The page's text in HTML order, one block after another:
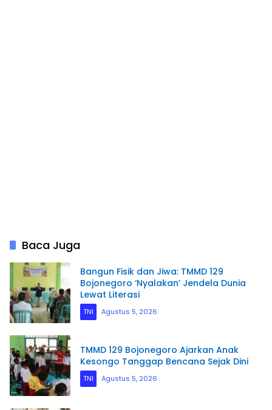
Baca Juga
Bangun Fisik dan Jiwa: TMMD 129
Bojonegoro ‘Nyalakan’ Jendela Dunia
Lewat Literasi
TNI Agustus 5, 2026
TMMD 129 Bojonegoro Ajarkan Anak
Kesongo Tanggap Bencana Sejak Dini
TNI Agustus 5, 2026